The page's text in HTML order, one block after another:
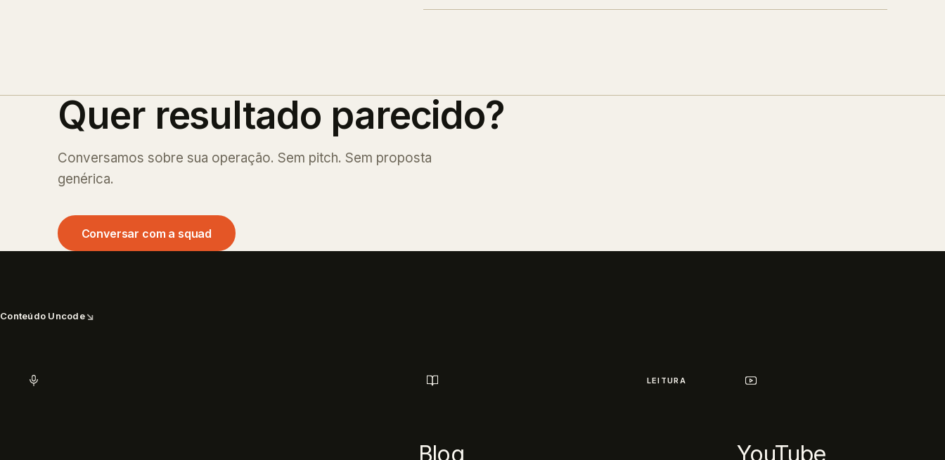
Quer resultado parecido?
Conversamos sobre sua operação. Sem pitch. Sem proposta
genérica.
Conversar com a squad
Conteúdo Uncode↘
LEITURA
Blog YouTube